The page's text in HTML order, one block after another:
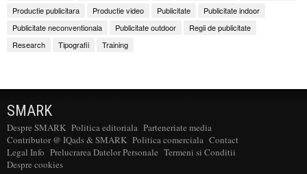
Productie publicitara
Productie video Publicitate
Publicitate indoor
Publicitate neconventionala
Publicitate outdoor
Regii de publicitate
Research
Tipografii Training
SMARK
Despre SMARK Politica editoriala Parteneriate media
Contributor @ IQads & SMARK Politica comerciala Contact
Legal Info Prelucrarea Datelor Personale Termeni si Conditii
Despre cookies